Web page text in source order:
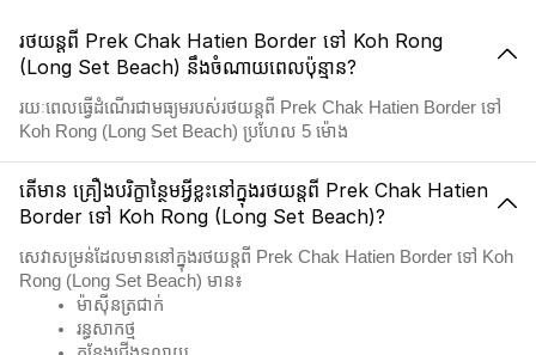
រថយន្តពី Prek Chak Hatien Border ទៅ Koh Rong
(Long Set Beach) នឹងចំណាយពេលប៉ុន្មាន?
រយៈពេលធ្វើដំណើរជាមធ្យមរបស់រថយន្តពី Prek Chak Hatien Border ទៅ
Koh Rong (Long Set Beach) ប្រហែល 5 ម៉ោង
តើមាន គ្រឿងបរិក្ខាន្ថៃមអ្វីខ្លះនៅក្នុងរថយន្តពី Prek Chak Hatien
Border ទៅ Koh Rong (Long Set Beach)?
សេវាសម្រន់ដែលមាននៅក្នុងរថយន្តពី Prek Chak Hatien Border ទៅ Koh
Rong (Long Set Beach) មាន៖
ម៉ាស៊ីនត្រជាក់
រន្ធសាកថ្ម